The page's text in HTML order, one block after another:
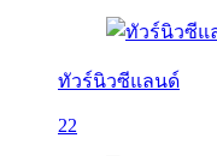
ทัวร์นิวซีแลนด์
22